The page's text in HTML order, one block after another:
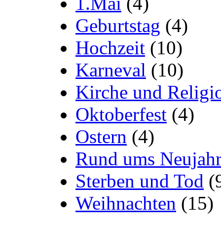
Geburtstag (4)
Hochzeit (10)
Karneval (10)
Kirche und
Oktoberfest (4)
Ostern (4)
Rund ums
Sterben und Tod
Weihnachten (15)